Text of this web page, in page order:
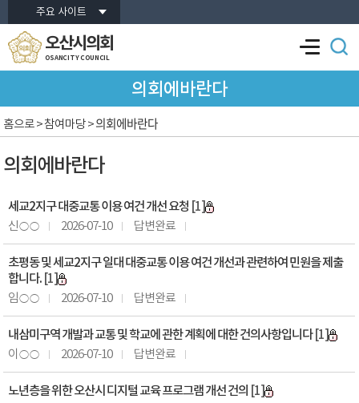
본문바로가기주요 사이트
오산시의회
OSANCITY COUNCIL
의회에바란다
의회에바란다
홈으로> 참여마당 >의회에바란다
세교2지구 대중교통 이용 여건 개선 요청 [1]
신○○ 2026-07-10 답변완료
초평동 및 세교2지구 일대 대중교통 이용 여건 개선과 관련하여 민원을 제출
합니다. [1]
임○○ 2026-07-10 답변완료
내삼미구역 개발과 교통 및 학교에 관한 계획에 대한 건의사항입니다 [1]
이○○ 2026-07-10 답변완료
노년층을 위한 오산시 디지털 교육 프로그램 개선 건의 [1]